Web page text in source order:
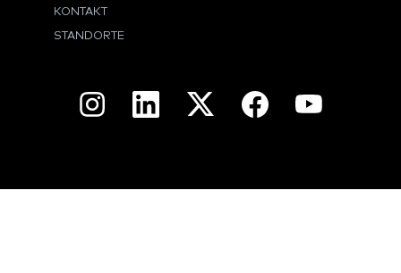
KONTAKT
STANDORTE